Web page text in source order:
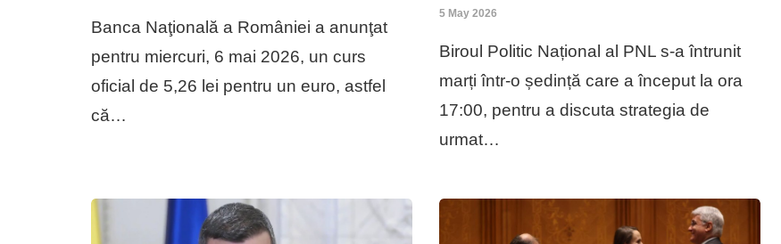
Banca Naţională a României a anunţat
pentru miercuri, 6 mai 2026, un curs
oficial de 5,26 lei pentru un euro, astfel
că…
5 May 2026
Biroul Politic Național al PNL s-a întrunit
marți într-o ședință care a început la ora
17:00, pentru a discuta strategia de
urmat…